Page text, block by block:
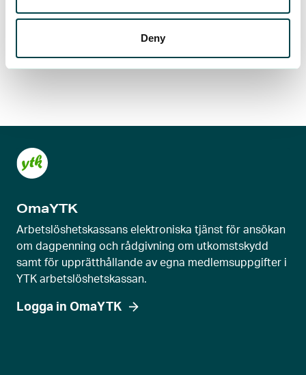
Deny
OmaYTK
Arbetslöshetskassans elektroniska tjänst för ansökan
om dagpenning och rådgivning om utkomstskydd
samt för upprätthållande av egna medlemsuppgifter i
YTK arbetslöshetskassan.
Logga in OmaYTK